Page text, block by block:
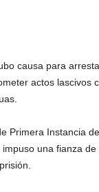
causa para
actos lascivos
Primera Instancia
una fianza